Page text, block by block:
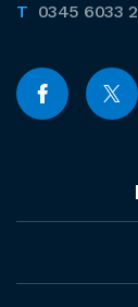
0345 6033